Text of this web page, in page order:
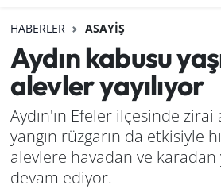
HABERLER ASAYIŞ
Aydın kabusu
alevler yayılıyor
Aydın'ın Efeler ilçesinde zirai
yangın rüzgarın da etkisiyle
alevlere havadan ve
devam ediyor.
Genel
Haber
Izmir
Kütahya
Son Dakika Haberleri
Haber Arşivi